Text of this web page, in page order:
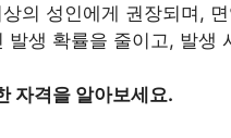
의 성인에게 권장되며,
발생 확률을 줄이고, 발생
자격을 알아보세요.